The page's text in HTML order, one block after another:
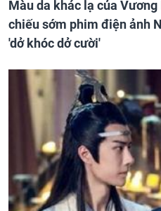
Màu da khác lạ của
chiếu sớm phim điện ảnh
'dở khóc dở cười'